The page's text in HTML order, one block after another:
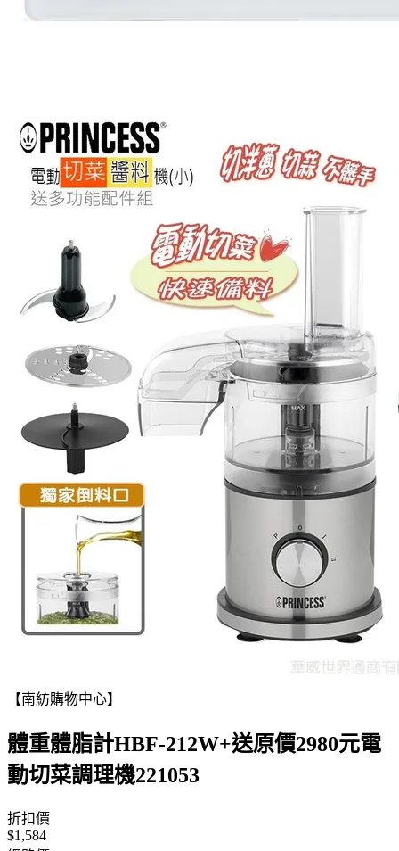
【南紡購物中心】
體重體脂計HBF-212W+送原價2980元電
動切菜調理機221053
折扣價
$1,584